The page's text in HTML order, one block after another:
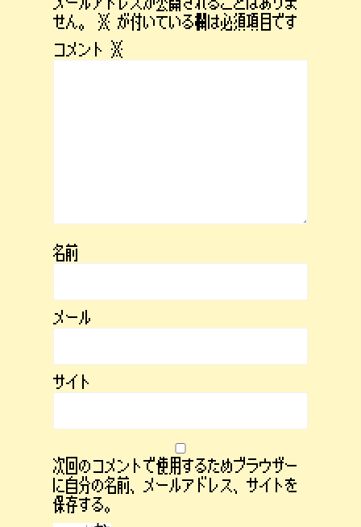
せん。
※ が付いている欄は必須項目です
コメント ※
名前
メール
サイト
次回のコメントで使用するためブラウザー
に自分の名前、メールアドレス、サイトを
保存する。